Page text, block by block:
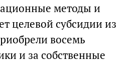
методы и
целевой субсидии из
восемь
и за собственные